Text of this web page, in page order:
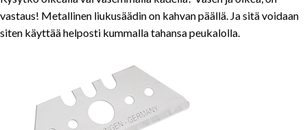
vastaus! Metallinen liukusäädin on kahvan päällä. Ja sitä voidaan
siten käyttää helposti kummalla tahansa peukalolla.